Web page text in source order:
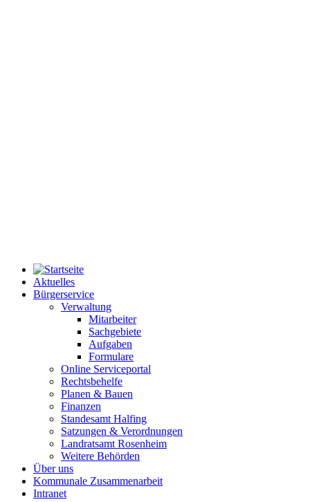
Aktuelles
Bürgerservice
Verwaltung
Mitarbeiter
Sachgebiete
Aufgaben
Formulare
Online Serviceportal
Rechtsbehelfe
Planen & Bauen
Finanzen
Standesamt Halfing
Satzungen & Verordnungen
Landratsamt Rosenheim
Weitere Behörden
Über uns
Kommunale Zusammenarbeit
Intranet